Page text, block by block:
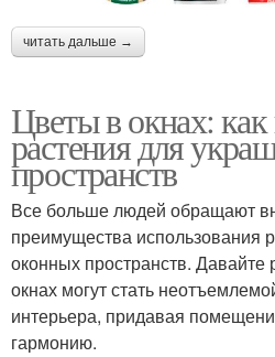
читать дальше →
Цветы в окнах: как
растения для
пространств
Все больше людей обращают
преимущества использования
оконных пространств. Давайте
окнах могут стать
интерьера, придавая
гармонию.